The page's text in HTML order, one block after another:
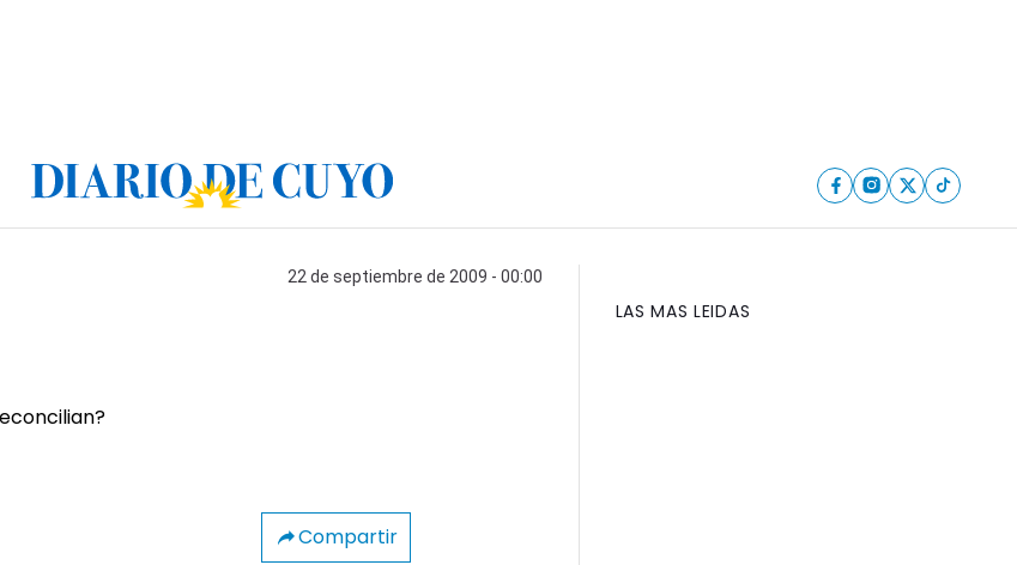
22 de septiembre de 2009 - 00:00
Compartir
LAS MAS LEIDAS